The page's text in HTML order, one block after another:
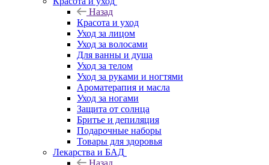
Назад
Красота и уход
Уход за лицом
Уход за волосами
Для ванны и душа
Уход за телом
Уход за руками и ногтями
Ароматерапия и масла
Уход за ногами
Защита от солнца
Бритье и депиляция
Подарочные наборы
Товары для здоровья
Лекарства и БАД
Назад